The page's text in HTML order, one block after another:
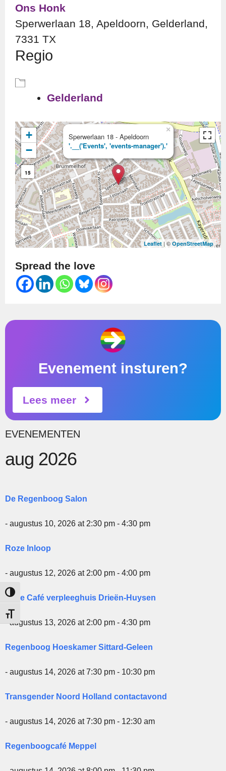
Keuze voor hoog contrast
Kies grootte van het lettertype
Ons Honk
Sperwerlaan 18, Apeldoorn, Gelderland,
7331 TX
Regio
Gelderland
Sperwerlaan 18 - Apeldoorn
'.__('Events', 'events-manager').'
×
+
−
15
Leaflet| © OpenStreetMap
Spread the love
Evenement insturen?
Lees meer
EVENEMENTEN
aug 2026
De Regenboog Salon
- augustus 10, 2026 at 2:30 pm - 4:30 pm
Roze Inloop
- augustus 12, 2026 at 2:00 pm - 4:00 pm
Roze Café verpleeghuis Drieën-Huysen
- augustus 13, 2026 at 2:00 pm - 4:30 pm
Regenboog Hoeskamer Sittard-Geleen
- augustus 14, 2026 at 7:30 pm - 10:30 pm
Transgender Noord Holland contactavond
- augustus 14, 2026 at 7:30 pm - 12:30 am
Regenboogcafé Meppel